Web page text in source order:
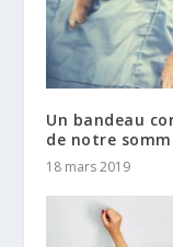
Un bandeau
de notre
18 mars 2019